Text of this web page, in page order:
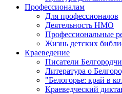
Профессионалам
Для профессионалов
Деятельность НМО
Профессиональные
Жизнь детских
Краеведение
Писатели
Литература о
"Белогорье: край в
Краеведческий